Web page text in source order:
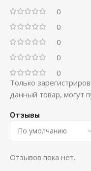
0
0
0
0
0
Отзывы
Отзывов пока нет.
Только
данный товар, могут